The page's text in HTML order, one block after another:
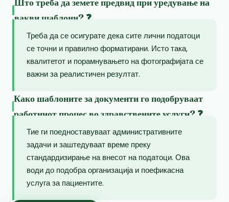
вакви шаблони? ❓
Треба да се осигурате дека сите лични податоци
се точни и правилно форматирани. Исто така,
квалитетот и порамнувањето на фотографијата се
важни за реалистичен резултат.
Како шаблоните за документи го подобруваат
работниот процес во здравствените услуги? ❓
Тие ги поедноставуваат административните
задачи и заштедуваат време преку
стандардизирање на внесот на податоци. Ова
води до подобра организација и поефикасна
услуга за пациентите.